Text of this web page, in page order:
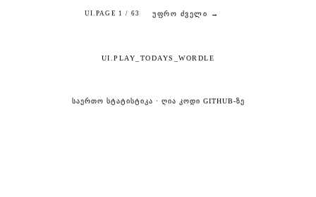
UI.PAGE 1 / 63 ᲣᲤᲠᲝ ᲫᲕᲔᲚᲘ →
UI.PLAY_TODAYS_WORDLE
ᲡᲐᲔᲠᲗᲝ ᲡᲢᲐᲢᲘᲡᲢᲘᲙᲐ · ᲦᲘᲐ ᲙᲝᲓᲘ GITHUB-ᲖᲔ